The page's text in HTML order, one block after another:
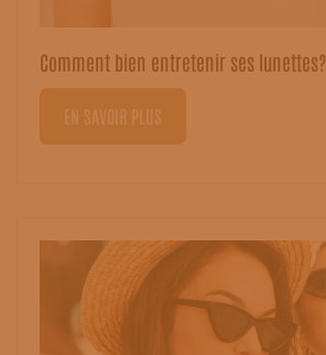
Comment bien entretenir ses lunettes?
EN SAVOIR PLUS